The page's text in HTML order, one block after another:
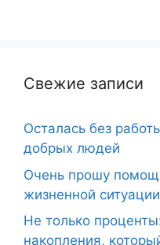
Свежие записи
Осталась без
добрых людей
Очень прошу
жизненной ситуации
Не только
накопления,